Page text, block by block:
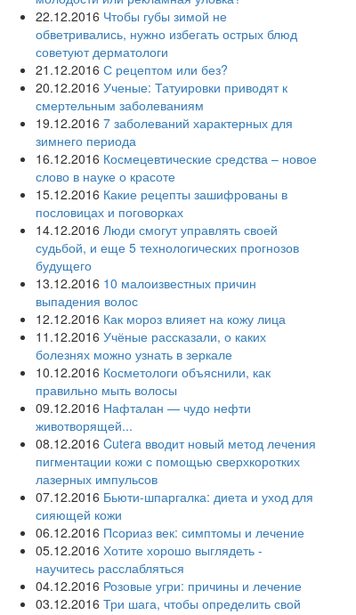
22.12.2016 Чтобы губы зимой не
обветривались, нужно избегать острых блюд
советуют дерматологи
21.12.2016 С рецептом или без?
20.12.2016 Ученые: Татуировки приводят к
смертельным заболеваниям
19.12.2016 7 заболеваний характерных для
зимнего периода
16.12.2016 Космецевтические средства – новое
слово в науке о красоте
15.12.2016 Какие рецепты зашифрованы в
пословицах и поговорках
14.12.2016 Люди смогут управлять своей
судьбой, и еще 5 технологических прогнозов
будущего
13.12.2016 10 малоизвестных причин
выпадения волос
12.12.2016 Как мороз влияет на кожу лица
11.12.2016 Учёные рассказали, о каких
болезнях можно узнать в зеркале
10.12.2016 Косметологи объяснили, как
правильно мыть волосы
09.12.2016 Нафталан — чудо нефти
животворящей...
08.12.2016 Cutera вводит новый метод лечения
пигментации кожи с помощью сверхкоротких
лазерных импульсов
07.12.2016 Бьюти-шпаргалка: диета и уход для
сияющей кожи
06.12.2016 Псориаз век: симптомы и лечение
05.12.2016 Хотите хорошо выглядеть -
научитесь расслабляться
04.12.2016 Розовые угри: причины и лечение
03.12.2016 Три шага, чтобы определить свой